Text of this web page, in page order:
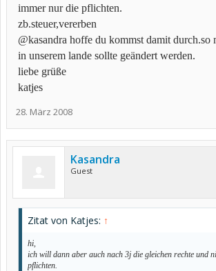
immer nur die pflichten.
zb.steuer,vererben
@kasandra hoffe du kommst damit durch.so
in unserem lande sollte geändert werden.
liebe grüße
katjes
28. März 2008
Kasandra
Guest
Zitat von Katjes: ↑
hi,
ich will dann aber auch nach 3j die gleichen rechte und
pflichten.